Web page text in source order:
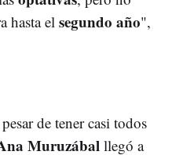
hasta el segundo año",
de tener casi todos
Muruzábal llegó a